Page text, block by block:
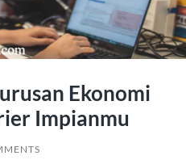
Ekonomi
Impianmu